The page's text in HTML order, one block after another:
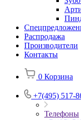
Распродажа
Производители
Контакты
0 Корзина
+7(495) 517-
Телефоны